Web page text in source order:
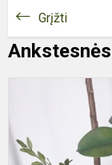
Grįžti